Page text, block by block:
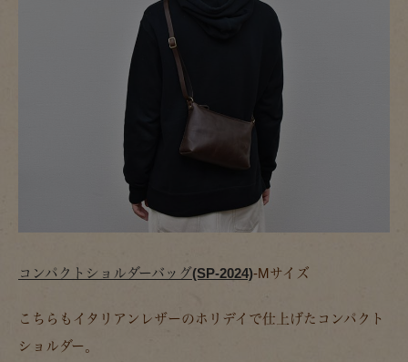
コンパクトショルダーバッグ(SP-2024)-Mサイズ
こちらもイタリアンレザーのホリデイで仕上げたコンパクト
ショルダー。